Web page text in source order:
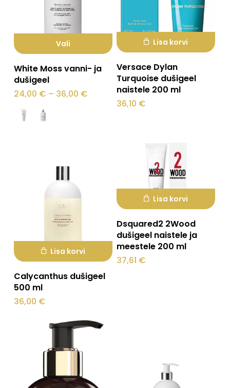
Vali
tootel
on
varianti.
White Moss vanni- ja
dušigeel
24,00 € – 36,00 €Hinnavahemik:
24,00 €
Lisa korvi
Versace Dylan
Turquoise dušigeel
naistele 200 ml
36,10 €
Lisa korvi
Calycanthus dušigeel
500 ml
36,00 €
Lisa korvi
Dsquared2 2Wood
dušigeel naistele ja
meestele 200 ml
37,61 €